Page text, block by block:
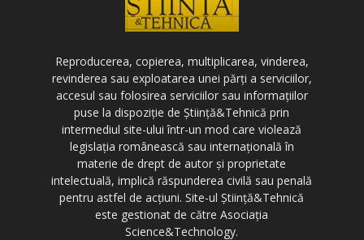
Reproducerea, copierea, multiplicarea, vinderea,
revinderea sau exploatarea unei părți a serviciilor,
accesul sau folosirea serviciilor sau informațiilor
puse la dispoziție de Știință&Tehnică prin
intermediul site-ului într-un mod care violează
legislația românească sau internațională în
materie de drept de autor și proprietate
intelectuală, implică răspunderea civilă sau penală
pentru astfel de acțiuni. Site-ul Știință&Tehnică
este gestionat de către Asociația
Science&Technology.